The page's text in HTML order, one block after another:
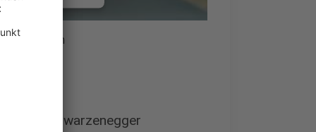
zu hören
Schwarzenegger